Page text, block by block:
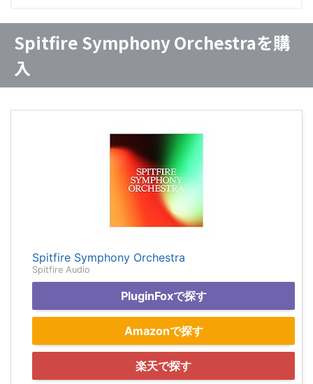
Spitfire Symphony Orchestraを購
入
Spitfire Symphony Orchestra
Spitfire Audio
PluginFoxで探す
Amazonで探す
楽天で探す